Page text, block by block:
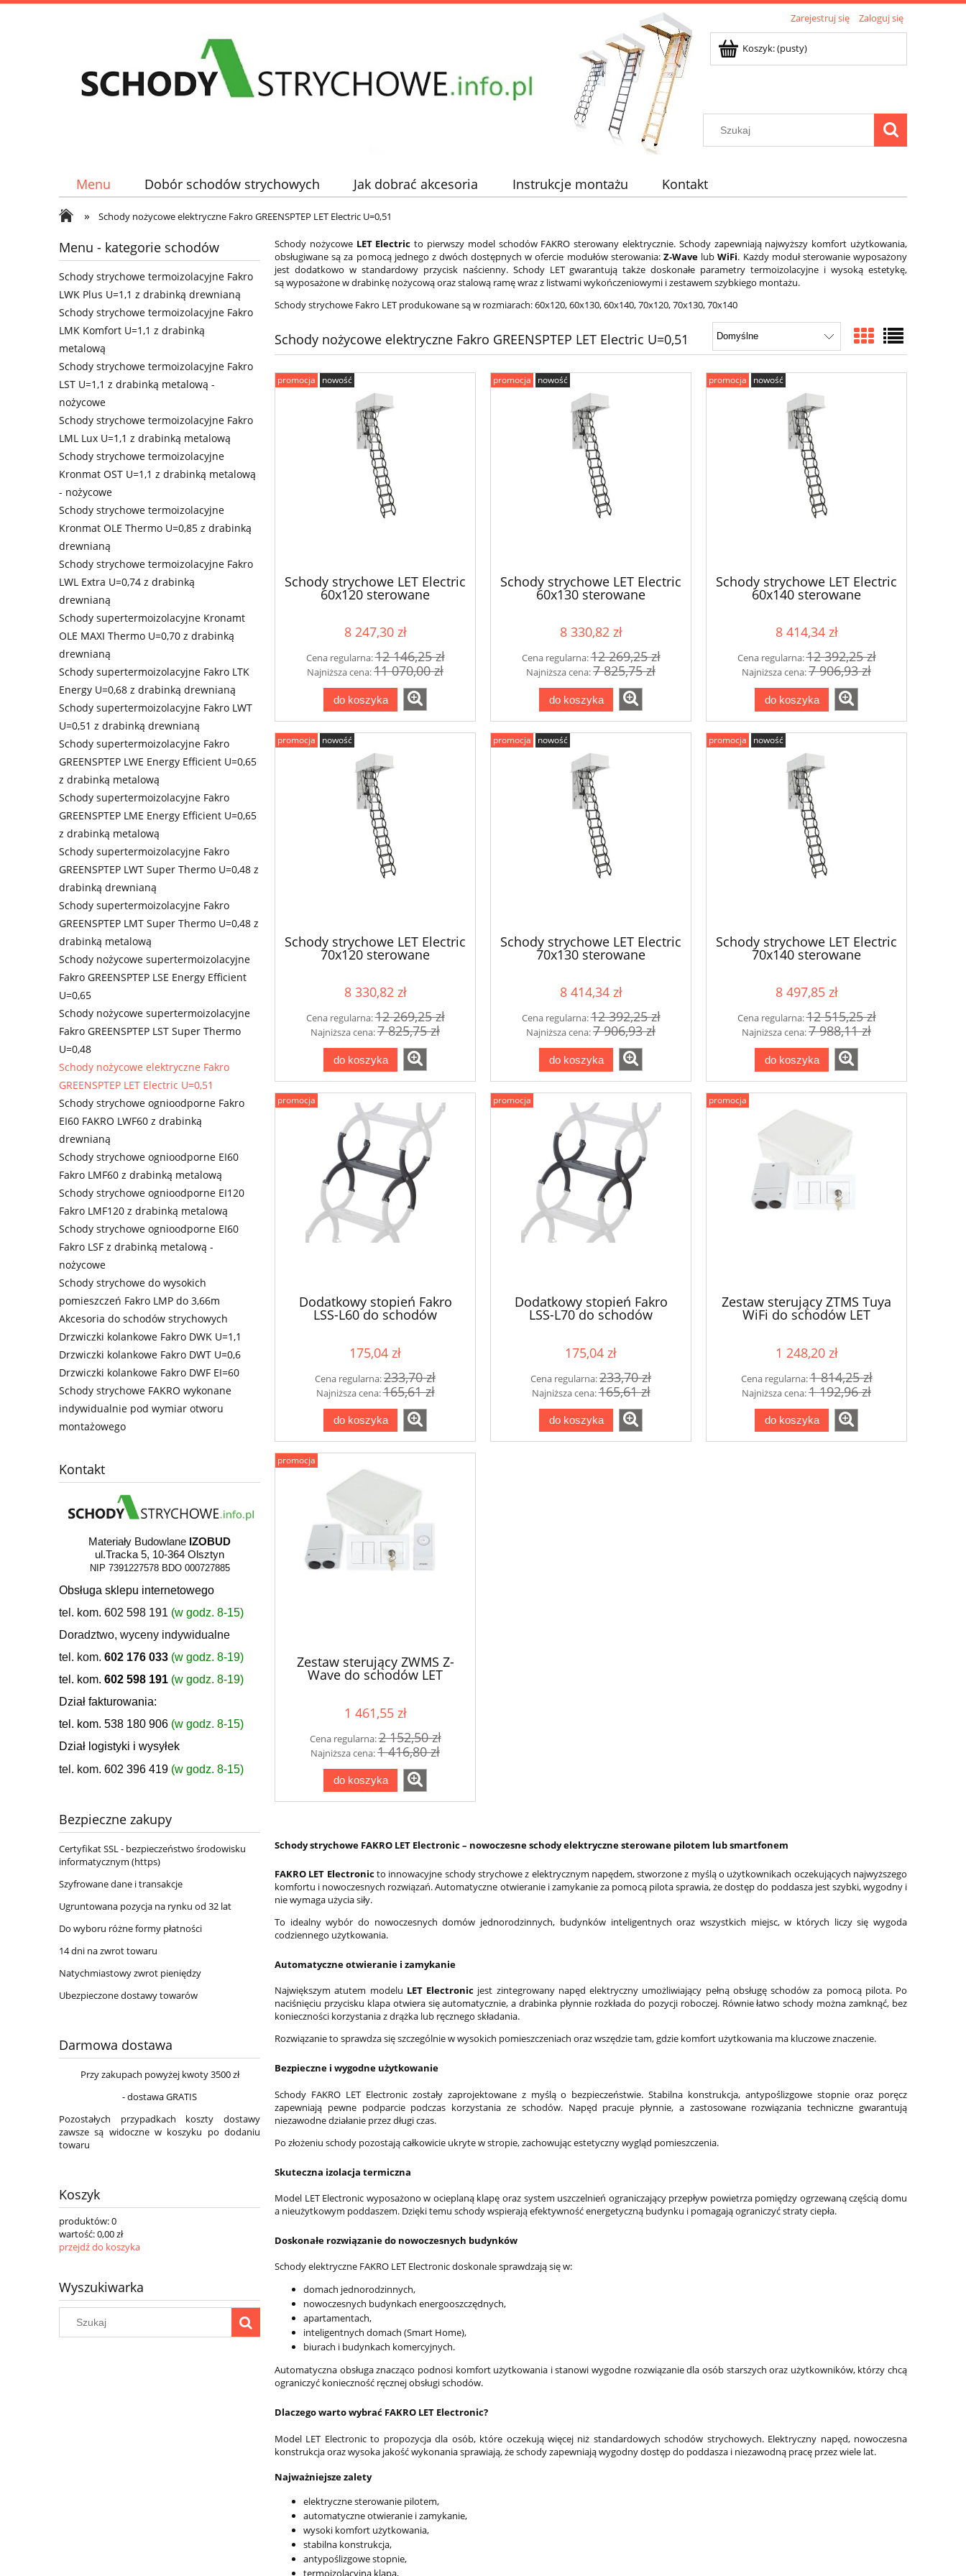
Zarejestruj się Zaloguj się
Koszyk:(pusty)
Menu Dobór schodów strychowych Jak dobrać akcesoria Instrukcje montażu Kontakt
» Schody nożycowe elektryczne Fakro GREENSPTEP LET Electric U=0,51
Menu - kategorie schodów
Schody strychowe termoizolacyjne Fakro
LWK Plus U=1,1 z drabinką drewnianą
Schody strychowe termoizolacyjne Fakro
LMK Komfort U=1,1 z drabinką
metalową
Schody strychowe termoizolacyjne Fakro
LST U=1,1 z drabinką metalową -
nożycowe
Schody strychowe termoizolacyjne Fakro
LML Lux U=1,1 z drabinką metalową
Schody strychowe termoizolacyjne
Kronmat OST U=1,1 z drabinką metalową
- nożycowe
Schody strychowe termoizolacyjne
Kronmat OLE Thermo U=0,85 z drabinką
drewnianą
Schody strychowe termoizolacyjne Fakro
LWL Extra U=0,74 z drabinką
drewnianą
Schody supertermoizolacyjne Kronamt
OLE MAXI Thermo U=0,70 z drabinką
drewnianą
Schody supertermoizolacyjne Fakro LTK
Energy U=0,68 z drabinką drewnianą
Schody supertermoizolacyjne Fakro LWT
U=0,51 z drabinką drewnianą
Schody supertermoizolacyjne Fakro
GREENSPTEP LWE Energy Efficient U=0,65
z drabinką metalową
Schody supertermoizolacyjne Fakro
GREENSPTEP LME Energy Efficient U=0,65
z drabinką metalową
Schody supertermoizolacyjne Fakro
GREENSPTEP LWT Super Thermo U=0,48 z
drabinką drewnianą
Schody supertermoizolacyjne Fakro
GREENSPTEP LMT Super Thermo U=0,48 z
drabinką metalową
Schody nożycowe supertermoizolacyjne
Fakro GREENSPTEP LSE Energy Efficient
U=0,65
Schody nożycowe supertermoizolacyjne
Fakro GREENSPTEP LST Super Thermo
U=0,48
Schody nożycowe elektryczne Fakro
GREENSPTEP LET Electric U=0,51
Schody strychowe ognioodporne Fakro
EI60 FAKRO LWF60 z drabinką
drewnianą
Schody strychowe ognioodporne EI60
Fakro LMF60 z drabinką metalową
Schody strychowe ognioodporne EI120
Fakro LMF120 z drabinką metalową
Schody strychowe ognioodporne EI60
Fakro LSF z drabinką metalową -
nożycowe
Schody strychowe do wysokich
pomieszczeń Fakro LMP do 3,66m
Akcesoria do schodów strychowych
Drzwiczki kolankowe Fakro DWK U=1,1
Drzwiczki kolankowe Fakro DWT U=0,6
Drzwiczki kolankowe Fakro DWF EI=60
Schody strychowe FAKRO wykonane
indywidualnie pod wymiar otworu
montażowego
Kontakt
Materiały Budowlane IZOBUD
ul.Tracka 5, 10-364 Olsztyn
NIP 7391227578 BDO 000727885
Obsługa sklepu internetowego
tel. kom. 602 598 191 (w godz. 8-15)
Doradztwo, wyceny indywidualne
tel. kom. 602 176 033 (w godz. 8-19)
tel. kom. 602 598 191 (w godz. 8-19)
Dział fakturowania:
tel. kom. 538 180 906 (w godz. 8-15)
Dział logistyki i wysyłek
tel. kom. 602 396 419 (w godz. 8-15)
Bezpieczne zakupy
Certyfikat SSL - bezpieczeństwo środowisku
informatycznym (https)
Szyfrowane dane i transakcje
Ugruntowana pozycja na rynku od 32 lat
Do wyboru różne formy płatności
14 dni na zwrot towaru
Natychmiastowy zwrot pieniędzy
Ubezpieczone dostawy towarów
Darmowa dostawa
Przy zakupach powyżej kwoty 3500 zł
- dostawa GRATIS
Pozostałych przypadkach koszty dostawy
zawsze są widoczne w koszyku po dodaniu
towaru
Koszyk
produktów:0
wartość:0,00 zł
przejdź do koszyka
Wyszukiwarka
Schody nożycowe LET Electric to pierwszy model schodów FAKRO sterowany elektrycznie. Schody zapewniają najwyższy komfort użytkowania,
obsługiwane są za pomocą jednego z dwóch dostępnych w ofercie modułów sterowania: Z-Wave lubWiFi. Każdy moduł sterowanie wyposażony
jest dodatkowo w standardowy przycisk naścienny. Schody LET gwarantują także doskonałe parametry termoizolacyjne i wysoką estetykę,
są wyposażone w drabinkę nożycową oraz stalową ramę wraz z listwami wykończeniowymi i zestawem szybkiego montażu.
Schody strychowe Fakro LET produkowane są w rozmiarach: 60x120, 60x130, 60x140, 70x120, 70x130, 70x140
Schody nożycowe elektryczne Fakro GREENSPTEP LET Electric U=0,51
Schody strychowe LET Electric
60x120 sterowane
8 247,30 zł
Cena regularna:12 146,25 zł
Najniższa cena:11 070,00 zł
do koszyka
promocja nowość
Schody strychowe LET Electric
60x130 sterowane
8 330,82 zł
Cena regularna:12 269,25 zł
Najniższa cena:7 825,75 zł
do koszyka
promocja nowość
Schody strychowe LET Electric
60x140 sterowane
8 414,34 zł
Cena regularna:12 392,25 zł
Najniższa cena:7 906,93 zł
do koszyka
promocja nowość
Schody strychowe LET Electric
70x120 sterowane
8 330,82 zł
Cena regularna:12 269,25 zł
Najniższa cena:7 825,75 zł
do koszyka
promocja nowość
Schody strychowe LET Electric
70x130 sterowane
8 414,34 zł
Cena regularna:12 392,25 zł
Najniższa cena:7 906,93 zł
do koszyka
promocja nowość
Schody strychowe LET Electric
70x140 sterowane
8 497,85 zł
Cena regularna:12 515,25 zł
Najniższa cena:7 988,11 zł
do koszyka
promocja nowość
Dodatkowy stopień Fakro
LSS-L60 do schodów
175,04 zł
Cena regularna:233,70 zł
Najniższa cena:165,61 zł
do koszyka
promocja
Dodatkowy stopień Fakro
LSS-L70 do schodów
175,04 zł
Cena regularna:233,70 zł
Najniższa cena:165,61 zł
do koszyka
promocja
Zestaw sterujący ZTMS Tuya
WiFi do schodów LET
1 248,20 zł
Cena regularna:1 814,25 zł
Najniższa cena:1 192,96 zł
do koszyka
promocja
Zestaw sterujący ZWMS Z-
Wave do schodów LET
1 461,55 zł
Cena regularna:2 152,50 zł
Najniższa cena:1 416,80 zł
do koszyka
promocja
Schody strychowe FAKRO LET Electronic – nowoczesne schody elektryczne sterowane pilotem lub smartfonem
FAKRO LET Electronicto innowacyjne schody strychowe z elektrycznym napędem, stworzone z myślą o użytkownikach oczekujących najwyższego
komfortu i nowoczesnych rozwiązań. Automatyczne otwieranie i zamykanie za pomocą pilota sprawia, że dostęp do poddasza jest szybki, wygodny i
nie wymaga użycia siły.
To idealny wybór do nowoczesnych domów jednorodzinnych, budynków inteligentnych oraz wszystkich miejsc, w których liczy się wygoda
codziennego użytkowania.
Automatyczne otwieranie i zamykanie
Największym atutem modelu LET Electronic jest zintegrowany napęd elektryczny umożliwiający pełną obsługę schodów za pomocą pilota. Po
naciśnięciu przycisku klapa otwiera się automatycznie, a drabinka płynnie rozkłada do pozycji roboczej. Równie łatwo schody można zamknąć, bez
konieczności korzystania z drążka lub ręcznego składania.
Rozwiązanie to sprawdza się szczególnie w wysokich pomieszczeniach oraz wszędzie tam, gdzie komfort użytkowania ma kluczowe znaczenie.
Bezpieczne i wygodne użytkowanie
Schody FAKRO LET Electronic zostały zaprojektowane z myślą o bezpieczeństwie. Stabilna konstrukcja, antypoślizgowe stopnie oraz poręcz
zapewniają pewne podparcie podczas korzystania ze schodów. Napęd pracuje płynnie, a zastosowane rozwiązania techniczne gwarantują
niezawodne działanie przez długi czas.
Po złożeniu schody pozostają całkowicie ukryte w stropie, zachowując estetyczny wygląd pomieszczenia.
Skuteczna izolacja termiczna
Model LET Electronic wyposażono w ocieplaną klapę oraz system uszczelnień ograniczający przepływ powietrza pomiędzy ogrzewaną częścią domu
a nieużytkowym poddaszem. Dzięki temu schody wspierają efektywność energetyczną budynku i pomagają ograniczyć straty ciepła.
Doskonałe rozwiązanie do nowoczesnych budynków
Schody elektryczne FAKRO LET Electronic doskonale sprawdzają się w:
domach jednorodzinnych,
nowoczesnych budynkach energooszczędnych,
apartamentach,
inteligentnych domach (Smart Home),
biurach i budynkach komercyjnych.
Automatyczna obsługa znacząco podnosi komfort użytkowania i stanowi wygodne rozwiązanie dla osób starszych oraz użytkowników, którzy chcą
ograniczyć konieczność ręcznej obsługi schodów.
Dlaczego warto wybrać FAKRO LET Electronic?
Model LET Electronic to propozycja dla osób, które oczekują więcej niż standardowych schodów strychowych. Elektryczny napęd, nowoczesna
konstrukcja oraz wysoka jakość wykonania sprawiają, że schody zapewniają wygodny dostęp do poddasza i niezawodną pracę przez wiele lat.
Najważniejsze zalety
elektryczne sterowanie pilotem,
automatyczne otwieranie i zamykanie,
wysoki komfort użytkowania,
stabilna konstrukcja,
antypoślizgowe stopnie,
termoizolacyjna klapa,